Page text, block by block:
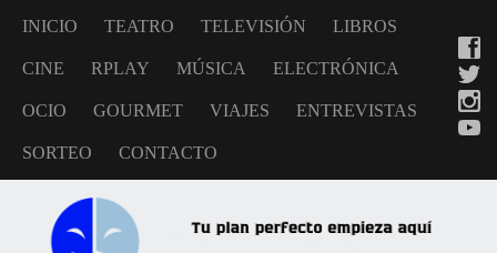
INICIO TEATRO TELEVISIÓN LIBROS
CINE RPLAY MÚSICA ELECTRÓNICA
OCIO GOURMET VIAJES ENTREVISTAS
SORTEO CONTACTO